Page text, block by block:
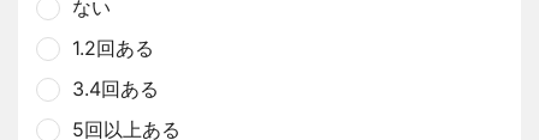
ない
1.2回ある
3.4回ある
5回以上ある